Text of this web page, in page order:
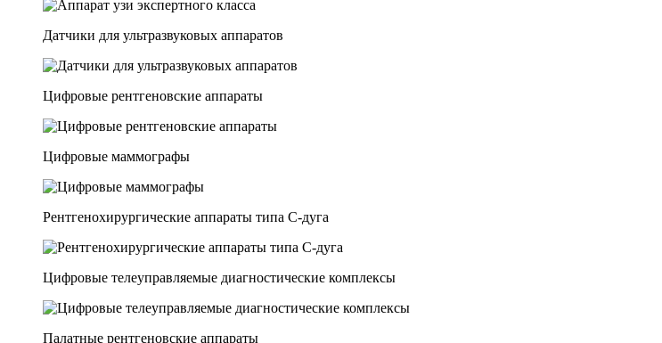
Датчики для ультразвуковых аппаратов
Цифровые рентгеновские аппараты
Цифровые маммографы
Рентгенохирургические аппараты типа C-дуга
Цифровые телеуправляемые диагностические комплексы
Палатные рентгеновские аппараты